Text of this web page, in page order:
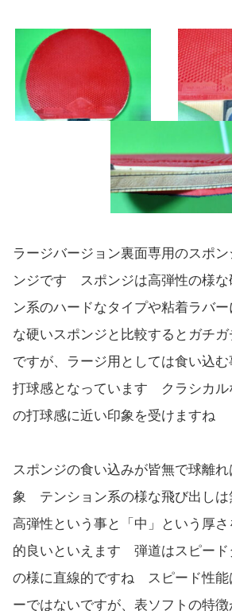
ラージバージョン裏面専用のスポ
ンジです スポンジは高弾性の様な
ン系のハードなタイプや粘着ラバ
な硬いスポンジと比較するとガチ
ですが、ラージ用としては食い込
打球感となっています クラシカル
の打球感に近い印象を受けますね
スポンジの食い込みが皆無で球離
象 テンション系の様な飛び出しは
高弾性という事と「中」という厚
的良いといえます 弾道はスピード
の様に直線的ですね スピード性能
ーではないですが、表ソフトの特